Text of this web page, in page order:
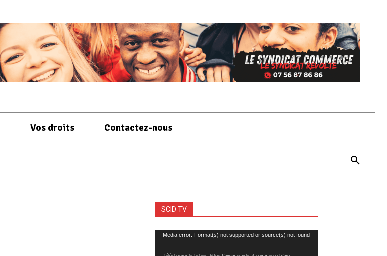
Vos droits Contactez-nous
SCID TV
Lecteur
Media error: Format(s) not supported or source(s) not found